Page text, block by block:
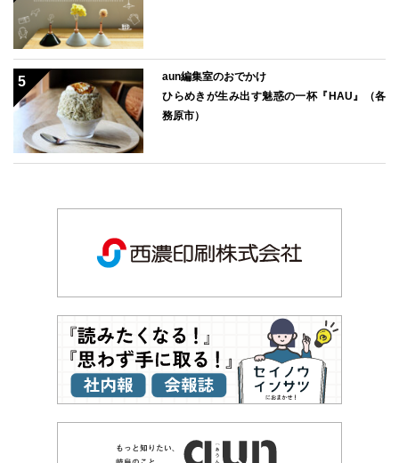
aun編集室のおでかけ
ひらめきが生み出す魅惑の一杯『HAU』（各
務原市）